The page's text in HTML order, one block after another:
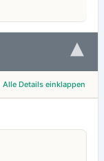
▾
Alle Details einklappen